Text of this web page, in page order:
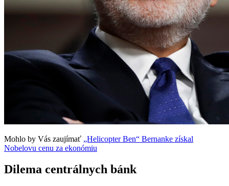
Mohlo by Vás zaujímať „Helicopter Ben“ Bernanke získal
Nobelovu cenu za ekonómiu
Dilema centrálnych bánk